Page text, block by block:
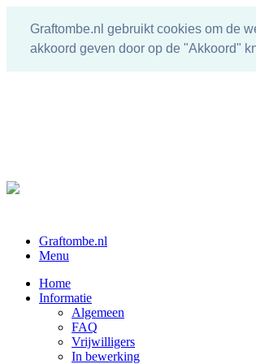
Graftombe.nl gebruikt cookies om de
akkoord geven door op de "Akkoord"
Graftombe.nl
Menu
Home
Informatie
Algemeen
FAQ
Vrijwilligers
In bewerking